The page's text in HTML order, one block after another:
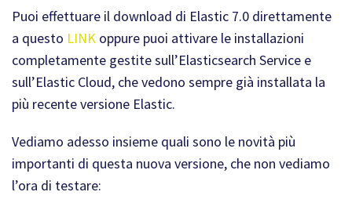
Puoi effettuare il download di Elastic 7.0 direttamente
a questo LINK oppure puoi attivare le installazioni
completamente gestite sull’Elasticsearch Service e
sull’Elastic Cloud, che vedono sempre già installata la
più recente versione Elastic.
Vediamo adesso insieme quali sono le novità più
importanti di questa nuova versione, che non vediamo
l’ora di testare: